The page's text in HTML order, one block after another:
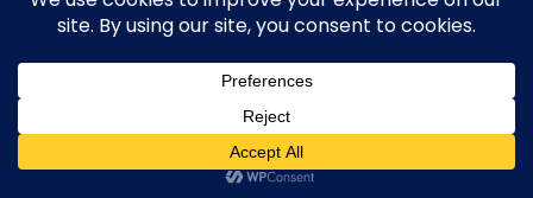
Refuser
Voir les préférences
Politique de cookiesPolitique de confidentialité
Mentions légales
Politique de confidentialité
Copyright 2025 © - Toute reproduction même partielle interdite